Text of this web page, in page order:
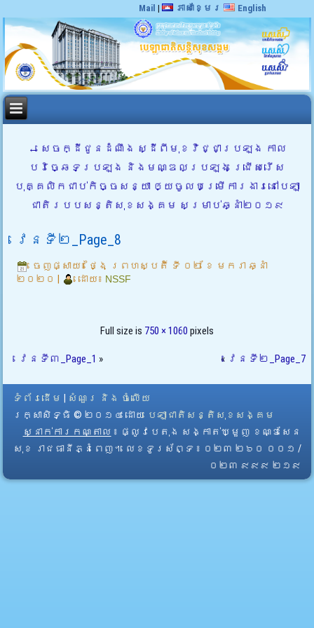
Mail | ភាសាខ្មែរ English
← សេចក្ដីជូនដំណឹង ស្ដីពីមុខវិជ្ជាប្រឡង កាល
បរិច្ឆេទប្រឡង និងមណ្ឌលប្រឡង ជ្រើសរើស
បុគ្គលិកជាប់កិច្ចសន្យា ឲ្យចូលបម្រើការងារនៅបេឡា
ជាតិរបបសន្តិសុខសង្គម សម្រាប់ឆ្នាំ២០១៩
វេនទី២_Page_8
ចេញផ្សាយ៖ ថ្ងៃ ព្រហស្បតិ៍ ទី ០២ ខែ មករា ឆ្នាំ
២០២០
ដោយ៖ NSSF
Full size is 750 × 1060 pixels
វេនទី៣_Page_1 » « វេនទី២_Page_7
ទំព័រដើម
សំណួរ និង ចំលើយ
រក្សាសិទ្ធិ © ២០១៤ ដោយ​ បេឡាជាតិសន្តិសុខសង្គម
ស្នាក់ការកណ្តាល ៖ ផ្លូវបេតុង សង្កាត់ឃ្មួញ ខណ្ឌសែន
សុខ រាជធានីភ្នំពេញ។ លេខទូរស័ព្ទ ៖ ០២៣ ២៦០ ០០១ /
០២៣ ៩៩៩ ២១៩